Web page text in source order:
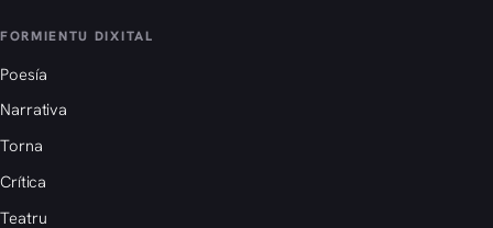
FORMIENTU DIXITAL
Poesía
Narrativa
Torna
Crítica
Teatru